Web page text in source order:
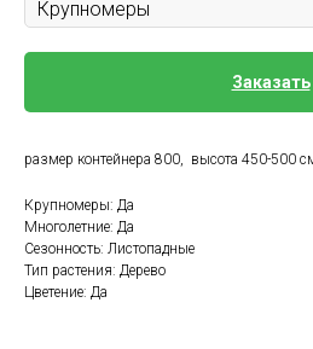
Заказать
размер контейнера 800, высота 450-500
Крупномеры: Да
Многолетние: Да
Сезонность: Листопадные
Тип растения: Дерево
Цветение: Да